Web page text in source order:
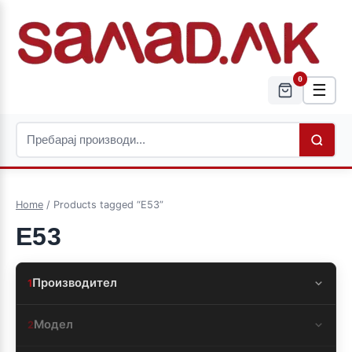
0
☰
Home / Products tagged “E53”
E53
1Производител
2Модел